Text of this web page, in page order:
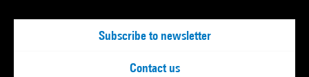
Subscribe to newsletter
Contact us